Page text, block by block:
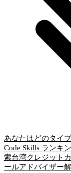
あなたはどのタイ
Code Skills ランキ
索台湾クレジット
ールアドバイザー